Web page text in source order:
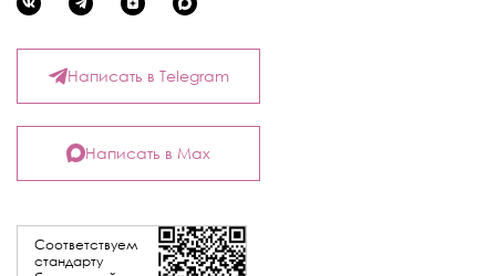
Соответствуем
стандарту
Написать в Telegram
Написать в Max